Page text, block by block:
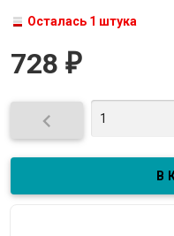
Осталась 1 штука
728 ₽
